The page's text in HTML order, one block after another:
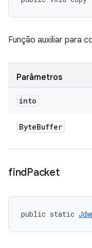
Função auxiliar para
Parâmetros
into
ByteBuffer
findPacket
public static